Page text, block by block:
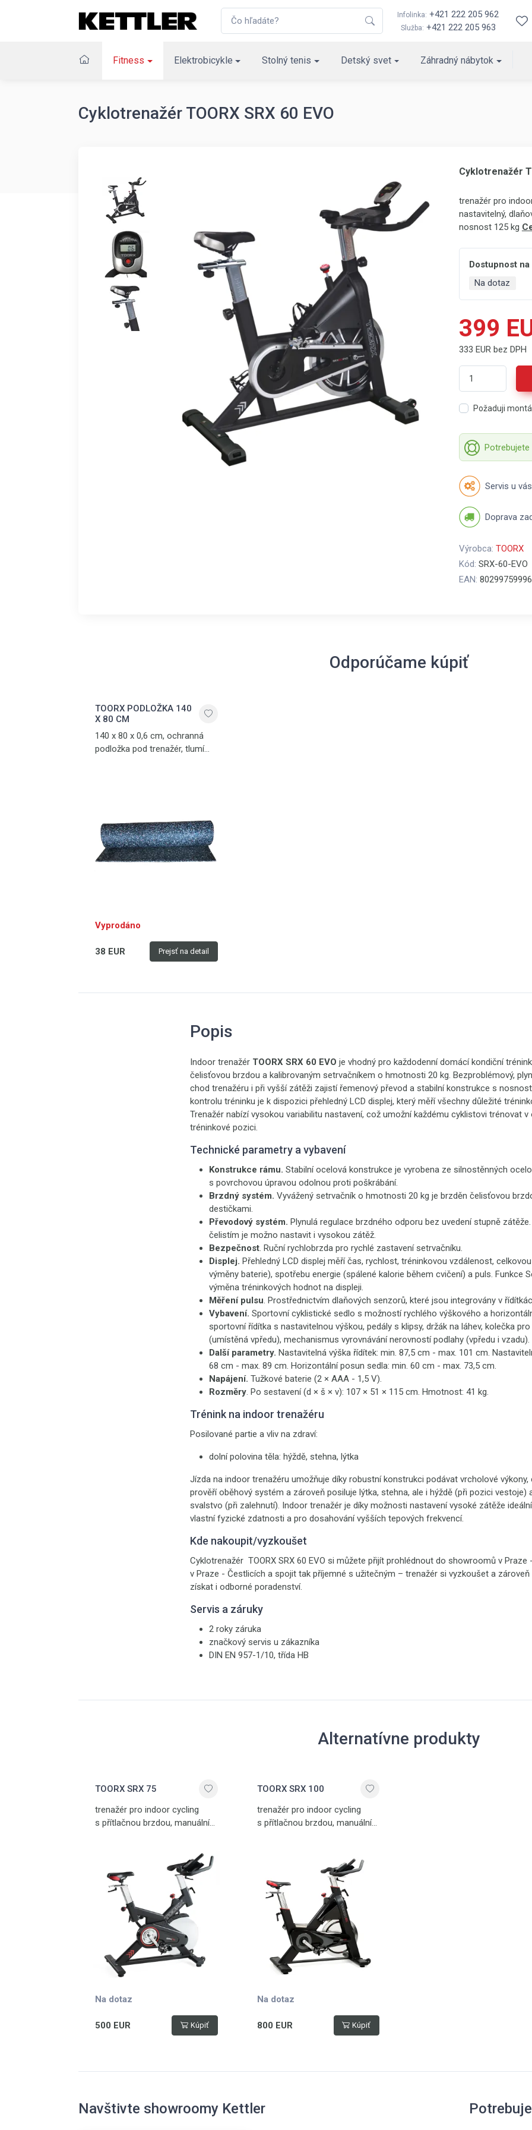
Infolinka: +421 222 205 962
Služba: +421 222 205 963
Fitness Elektrobicykle Stolný tenis Detský svet Záhradný nábytok
Cyklotrenažér TOORX SRX 60 EVO
Cyklotrenažér
trenažér pro
nastavitelný,
nosnost 125 kg
Dostupnost
Na dotaz
399
333 EUR bez DPH
Požaduji
Servis u vás
Doprava
Výrobca: TOORX
Kód: SRX-60-EVO
EAN:
Odporúčame kúpiť
TOORX PODLOŽKA 140
X 80 CM
140 x 80 x 0,6 cm, ochranná
podložka pod trenažér, tlumí
Vyprodáno
38 EUR Prejsť na detail
Popis
Indoor trenažér TOORX SRX 60 EVO je vhodný pro každodenní domácí kondiční
čelisťovou brzdou a kalibrovaným setrvačníkem o hmotnosti 20 kg. Bezproblémový,
chod trenažéru i při vyšší zátěži zajistí řemenový převod a stabilní konstrukce s
kontrolu tréninku je k dispozici přehledný LCD displej, který měří všechny důležité
Trenažér nabízí vysokou variabilitu nastavení, což umožní každému cyklistovi trénovat v
tréninkové pozici.
Technické parametry a vybavení
Konstrukce rámu. Stabilní ocelová konstrukce je vyrobena ze silnostěnných
s povrchovou úpravou odolnou proti poškrábání.
Brzdný systém. Vyvážený setrvačník o hmotnosti 20 kg je brzděn čelisťovou
destičkami.
Převodový systém. Plynulá regulace brzdného odporu bez uvedení stupně
čelistím je možno nastavit i vysokou zátěž.
Bezpečnost. Ruční rychlobrzda pro rychlé zastavení setrvačníku.
Displej. Přehledný LCD displej měří čas, rychlost, tréninkovou vzdálenost,
výměny baterie), spotřebu energie (spálené kalorie během cvičení) a puls. Funkce
výměna tréninkových hodnot na displeji.
Měření pulsu. Prostřednictvím dlaňových senzorů, které jsou integrovány v
Vybavení. Sportovní cyklistické sedlo s možností rychlého výškového a
sportovní řídítka s nastavitelnou výškou, pedály s klipsy, držák na láhev, kolečka
(umístěná vpředu), mechanismus vyrovnávání nerovností podlahy (vpředu i vzadu).
Další parametry. Nastavitelná výška řídítek: min. 87,5 cm - max. 101 cm.
68 cm - max. 89 cm. Horizontální posun sedla: min. 60 cm - max. 73,5 cm.
Napájení. Tužkové baterie (2 × AAA - 1,5 V).
Rozměry. Po sestavení (d × š × v): 107 × 51 × 115 cm. Hmotnost: 41 kg.
Trénink na indoor trenažéru
Posilované partie a vliv na zdraví:
dolní polovina těla: hýždě, stehna, lýtka
Jízda na indoor trenažéru umožňuje díky robustní konstrukci podávat vrcholové výkony,
prověří oběhový systém a zároveň posiluje lýtka, stehna, ale i hýždě (při pozici vestoje)
svalstvo (při zalehnutí). Indoor trenažér je díky možnosti nastavení vysoké zátěže
vlastní fyzické zdatnosti a pro dosahování vyšších tepových frekvencí.
Kde nakoupit/vyzkoušet
Cyklotrenažér TOORX SRX 60 EVO si můžete přijít prohlédnout do showroomů v Praze
v Praze - Čestlicích a spojit tak příjemné s užitečným – trenažér si vyzkoušet a
získat i odborné poradenství.
Servis a záruky
2 roky záruka
značkový servis u zákazníka
DIN EN 957-1/10, třída HB
Alternatívne produkty
TOORX SRX 75
trenažér pro indoor cycling
s přítlačnou brzdou, manuální
držáky na láhev, variabilní, LCD
displej, vyvážený 22 kg
setrvačník, nosnost 130 kg
Na dotaz
500 EUR Kúpiť
TOORX SRX 100
trenažér pro indoor cycling
s přítlačnou brzdou, manuální
rychlobrzda, hrudní pás, dva
držáky na láhev, variabilní, LCD
displej, vyvážený 26 kg
setrvačník, nosnost 150 kg
Na dotaz
800 EUR Kúpiť
Navštivte showroomy Kettler